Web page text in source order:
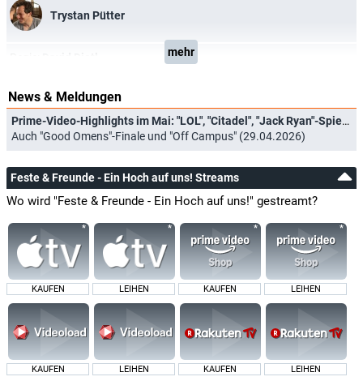
Trystan Pütter
mehr
News & Meldungen
Prime-Video-Highlights im Mai: "LOL", "Citadel", "Jack Ryan"-Spielfilm und "Spider-Noir"
Auch "Good Omens"-Finale und "Off Campus" (29.04.2026)
Feste & Freunde - Ein Hoch auf uns! Streams
Wo wird "Feste & Freunde - Ein Hoch auf uns!" gestreamt?
KAUFEN LEIHEN KAUFEN LEIHEN
KAUFEN LEIHEN KAUFEN LEIHEN